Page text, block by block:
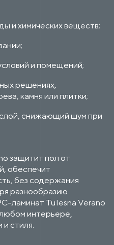
и химических веществ;
и помещений;
решениях,
камня или плитки;
снижающий шум при
защитит пол от
обеспечит
без содержания
разнообразию
ламинат Tulesna Verano
интерьере,
стиля.